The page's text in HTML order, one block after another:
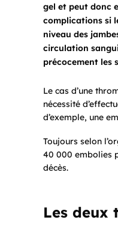
gel et peut donc
complications si
niveau des
circulation
précocement les
Le cas d’une
nécessité
d’exemple, une
Toujours selon
40 000 embolies
décès.
Les deux